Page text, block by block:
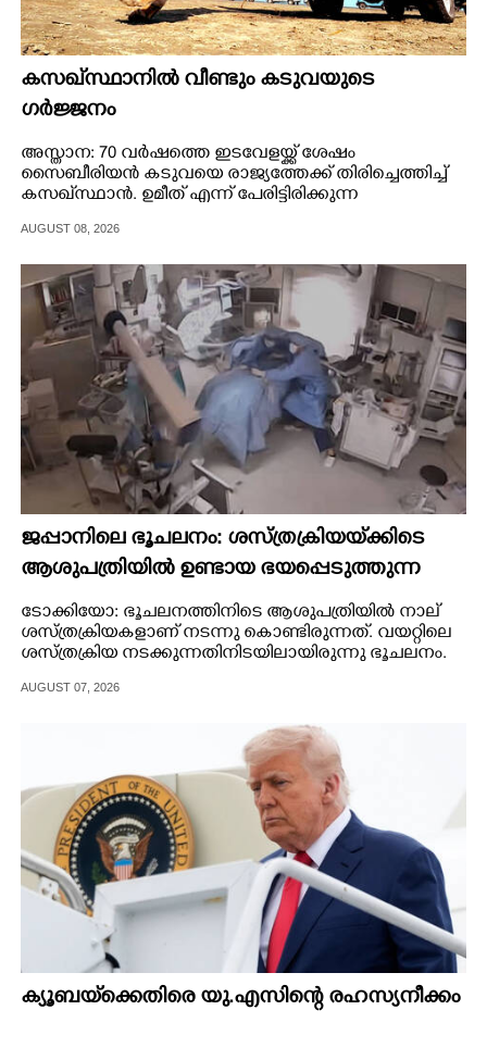
കസഖ്‌സ്ഥാനിൽ വീണ്ടും കടുവയുടെ
ഗർജ്ജനം
അസ്താന: 70 വർഷത്തെ ഇടവേളയ്ക്ക് ശേഷം
സൈബീരിയൻ കടുവയെ രാജ്യത്തേക്ക് തിരിച്ചെത്തിച്ച്
കസഖ്‌സ്ഥാൻ. ഉമീത് എന്ന് പേരിട്ടിരിക്കുന്ന
നാച്ചുറൽ റിസേർവിലേക്ക് സ്വതന്ത്രമാക്കിയത്.
AUGUST 08, 2026
ജപ്പാനിലെ ഭൂചലനം: ശസ്ത്രക്രിയ‌യ്‌ക്കി‌ടെ
ആശുപത്രിയിൽ ഉണ്ടായ ഭയപ്പെടുത്തുന്ന
ദൃശ്യങ്ങൾ പുറത്ത്
ടോക്കിയോ: ഭൂചലനത്തിനിടെ ആശുപത്രിയിൽ നാല്
ശസ്ത്രക്രിയകളാണ് നടന്നു കൊണ്ടിരുന്നത്. വയറ്റിലെ
ശസ്ത്രക്രിയ നടക്കുന്നതിനിടയിലായിരുന്നു ഭൂചലനം.
AUGUST 07, 2026
ക്യൂബയ്‌ക്കെതിരെ യു.എസിന്റെ രഹസ്യനീക്കം